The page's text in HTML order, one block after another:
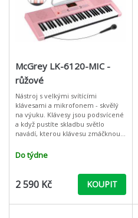
McGrey LK-6120-MIC -
růžové
Nástroj s velkými svítícími
klávesami a mikrofonem - skvělý
na výuku. Klávesy jsou podsvícené
a když pustíte skladbu světlo
navádí, kterou klávesu zmáčknout
klávesy bez nutnosti znát noty
Do týdne
2 590 Kč KOUPIT